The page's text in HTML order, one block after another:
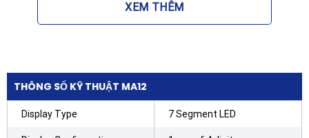
Độ bền vượt trội:Vỏ ngoài được làm từ chất liệu
tại công trường.
Lợi ích khi lắp đặt Đồng hồ ampe SELEC
XEM THÊM
THÔNG SỐ KỸ THUẬT MA12
Display Type 7 Segment LED